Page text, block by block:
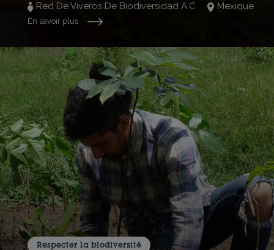
Red De Viveros De Biodiversidad A.C Mexique
En savoir plus
Respecter la biodiversité